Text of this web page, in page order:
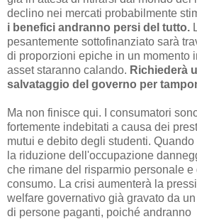
declino nei mercati probabilmente
i benefici andranno persi del tutto.
pesantemente sottofinanziato sarà
di proporzioni epiche in un momento
asset staranno calando. Richiederà
salvataggio del governo per
Ma non finisce qui. I consumatori
fortemente indebitati a causa dei
mutui e debito degli studenti.
la riduzione dell'occupazione
che rimane del risparmio personale
consumo. La crisi aumenterà la
welfare governativo già gravato da
di persone paganti, poiché